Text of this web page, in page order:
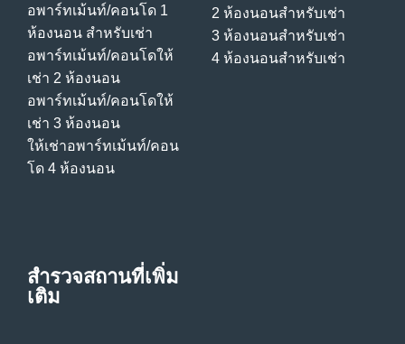
อพาร์ทเม้นท์/คอนโด 1
ห้องนอน สําหรับเช่า
อพาร์ทเม้นท์/คอนโดให้
เช่า 2 ห้องนอน
อพาร์ทเม้นท์/คอนโดให้
เช่า 3 ห้องนอน
ให้เช่าอพาร์ทเม้นท์/คอน
โด 4 ห้องนอน
2 ห้องนอนสําหรับเช่า
3 ห้องนอนสําหรับเช่า
4 ห้องนอนสําหรับเช่า
สำรวจสถานที่เพิ่ม
เติม